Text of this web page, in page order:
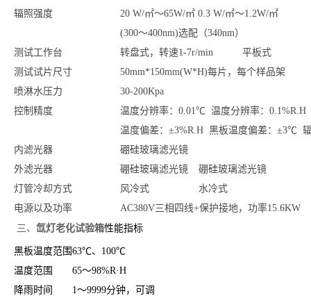
辐照强度
20 W/㎡～65W/㎡
(300～400nm)选配
0.3 W/㎡～1.2W/㎡
（340nm）
测试工作台
转盘式，转速1-7r/min
平板式
测试试片尺寸
50mm*150mm(W*H)每片，每个样品架
喷淋水压力
30-200Kpa
控制精度
温度分辨率：0.01℃ 温度分辨率：
温度偏差：±3%R.H 黑板温度偏差：±3℃
内滤光器
硼硅玻璃滤光镜
外滤光器
硼硅玻璃滤光镜
硼硅玻璃滤光镜
灯管冷却方式
风冷式
水冷式
电源以及功率
AC380V三相四线+保护接地，功率15.6KW
三、 氙灯老化试验箱性能指标
黑板温度范围 63℃、100℃
温度范围
65～98%R·H
降雨时间
1～9999分钟，可调